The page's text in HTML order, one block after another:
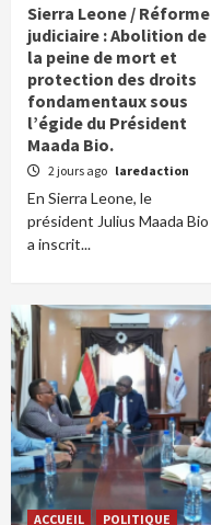
Sierra Leone / Réforme
judiciaire : Abolition de
la peine de mort et
protection des droits
fondamentaux sous
l’égide du Président
Maada Bio.
2 jours ago laredaction
En Sierra Leone, le
président Julius Maada Bio
a inscrit...
ACCUEIL POLITIQUE